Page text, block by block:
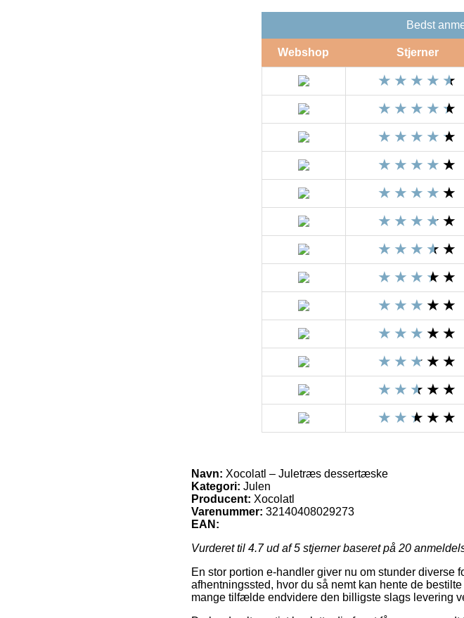
Bedst
Webshop Stjerner
Navn: Xocolatl – Juletræs dessertæske
Kategori: Julen
Producent: Xocolatl
Varenummer: 32140408029273
EAN:
Vurderet til 4.7ud af 5 stjerner baseret på 20
En stor portion e-handler giver nu om stunder diverse
afhentningssted, hvor du så nemt kan hente de
mange tilfælde endvidere den billigste slags levering